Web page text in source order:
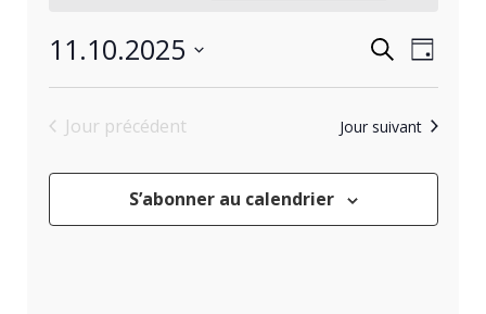
ET
DE
VUES
Recherche
Jour
11.10.2025
Sélectionnez
Jour précédent Jour suivant
S’abonner au calendrier